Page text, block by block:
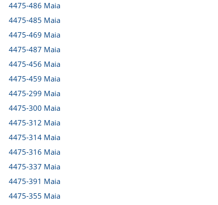
4475-486 Maia
4475-485 Maia
4475-469 Maia
4475-487 Maia
4475-456 Maia
4475-459 Maia
4475-299 Maia
4475-300 Maia
4475-312 Maia
4475-314 Maia
4475-316 Maia
4475-337 Maia
4475-391 Maia
4475-355 Maia